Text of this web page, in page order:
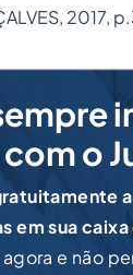
2017,
com o
em sua
e não